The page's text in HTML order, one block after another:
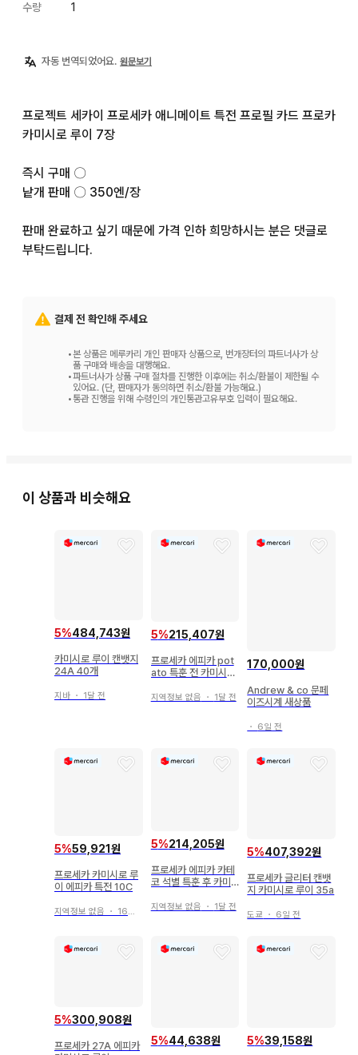
수량
1
자동 번역되었어요. 원문보기
프로젝트 세카이 프로세카 애니메이트 특전 프로필 카드 프로카
카미시로 루이 7장
즉시 구매 〇
낱개 판매 〇 350엔/장
판매 완료하고 싶기 때문에 가격 인하 희망하시는 분은 댓글로
부탁드립니다.
결제 전 확인해 주세요
•본 상품은 메루카리 개인 판매자 상품으로, 번개장터의 파트너사가 상
품 구매와 배송을 대행해요.
•파트너사가 상품 구매 절차를 진행한 이후에는 취소/환불이 제한될 수
있어요. (단, 판매자가 동의하면 취소/환불 가능해요.)
•통관 진행을 위해 수령인의 개인통관고유부호 입력이 필요해요.
이 상품과 비슷해요
5%484,743원
카미시로 루이 캔뱃지
24A 40개
지바 ・ 1달 전
5%215,407원
프로세카 에피카 pot
ato 특훈 전 카미시로
지역정보 없음 ・ 1달 전
170,000원
Andrew & co 문페
이즈시계 새상품
・ 6일 전
5%59,921원
프로세카 카미시로 루
이 에피카 특전 10C
지역정보 없음 ・ 16일 전
5%214,205원
프로세카 에피카 카테
코 석별 특훈 후 카미
지역정보 없음 ・ 1달 전
5%407,392원
프로세카 글리터 캔뱃
지 카미시로 루이 35a
도쿄 ・ 6일 전
5%300,908원
프로세카 27A 에피카
5%44,638원 5%39,158원